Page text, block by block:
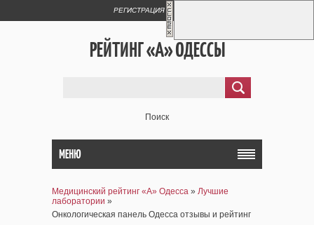
РЕГИСТРАЦИЯ
РЕЙТИНГ «А» ОДЕССЫ
Поиск
МЕНЮ
Медицинский рейтинг «А» Одесса » Лучшие
лаборатории »
Онкологическая панель Одесса отзывы и рейтинг